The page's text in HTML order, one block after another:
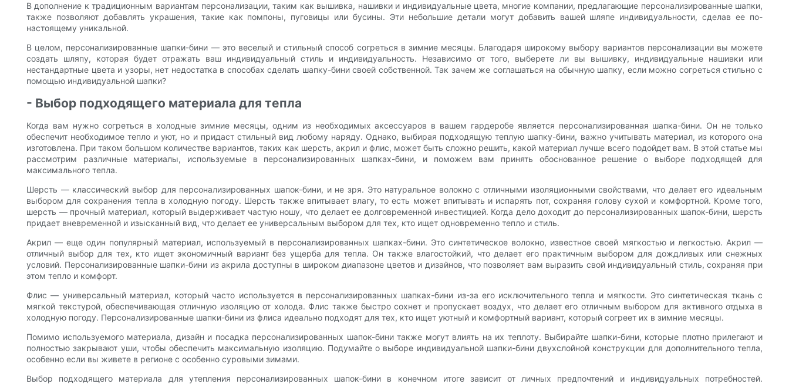
В дополнение к традиционным вариантам персонализации, таким как вышивка, нашивки и индивидуальные цвета, многие компании, предлагающие персонализированные шапки,
также позволяют добавлять украшения, такие как помпоны, пуговицы или бусины. Эти небольшие детали могут добавить вашей шляпе индивидуальности, сделав ее по-
настоящему уникальной.
В целом, персонализированные шапки-бини — это веселый и стильный способ согреться в зимние месяцы. Благодаря широкому выбору вариантов персонализации вы можете
создать шляпу, которая будет отражать ваш индивидуальный стиль и индивидуальность. Независимо от того, выберете ли вы вышивку, индивидуальные нашивки или
нестандартные цвета и узоры, нет недостатка в способах сделать шапку-бини своей собственной. Так зачем же соглашаться на обычную шапку, если можно согреться стильно с
помощью индивидуальной шапки?
- Выбор подходящего материала для тепла
Когда вам нужно согреться в холодные зимние месяцы, одним из необходимых аксессуаров в вашем гардеробе является персонализированная шапка-бини. Он не только
обеспечит необходимое тепло и уют, но и придаст стильный вид любому наряду. Однако, выбирая подходящую теплую шапку-бини, важно учитывать материал, из которого она
изготовлена. При таком большом количестве вариантов, таких как шерсть, акрил и флис, может быть сложно решить, какой материал лучше всего подойдет вам. В этой статье мы
рассмотрим различные материалы, используемые в персонализированных шапках-бини, и поможем вам принять обоснованное решение о выборе подходящей для
максимального тепла.
Шерсть — классический выбор для персонализированных шапок-бини, и не зря. Это натуральное волокно с отличными изоляционными свойствами, что делает его идеальным
выбором для сохранения тепла в холодную погоду. Шерсть также впитывает влагу, то есть может впитывать и испарять пот, сохраняя голову сухой и комфортной. Кроме того,
шерсть — прочный материал, который выдерживает частую ношу, что делает ее долговременной инвестицией. Когда дело доходит до персонализированных шапок-бини, шерсть
придает вневременной и изысканный вид, что делает ее универсальным выбором для тех, кто ищет одновременно тепло и стиль.
Акрил — еще один популярный материал, используемый в персонализированных шапках-бини. Это синтетическое волокно, известное своей мягкостью и легкостью. Акрил —
отличный выбор для тех, кто ищет экономичный вариант без ущерба для тепла. Он также влагостойкий, что делает его практичным выбором для дождливых или снежных
условий. Персонализированные шапки-бини из акрила доступны в широком диапазоне цветов и дизайнов, что позволяет вам выразить свой индивидуальный стиль, сохраняя при
этом тепло и комфорт.
Флис — универсальный материал, который часто используется в персонализированных шапках-бини из-за его исключительного тепла и мягкости. Это синтетическая ткань с
мягкой текстурой, обеспечивающая отличную изоляцию от холода. Флис также быстро сохнет и пропускает воздух, что делает его отличным выбором для активного отдыха в
холодную погоду. Персонализированные шапки-бини из флиса идеально подходят для тех, кто ищет уютный и комфортный вариант, который согреет их в зимние месяцы.
Помимо используемого материала, дизайн и посадка персонализированных шапок-бини также могут влиять на их теплоту. Выбирайте шапки-бини, которые плотно прилегают и
полностью закрывают уши, чтобы обеспечить максимальную изоляцию. Подумайте о выборе индивидуальной шапки-бини двухслойной конструкции для дополнительного тепла,
особенно если вы живете в регионе с особенно суровыми зимами.
Выбор подходящего материала для утепления персонализированных шапок-бини в конечном итоге зависит от личных предпочтений и индивидуальных потребностей.